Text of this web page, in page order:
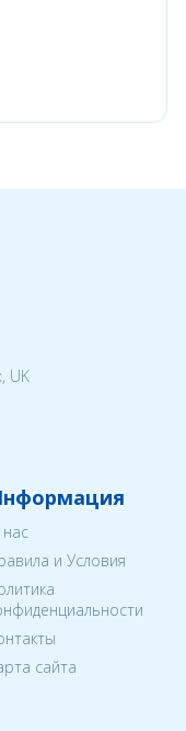
UK
и Условия
сайта